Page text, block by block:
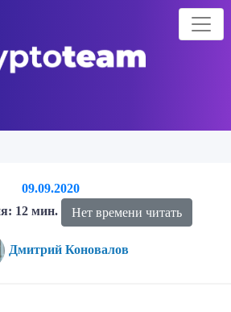
09.09.2020
12 мин.
Нет времени читать
Дмитрий Коновалов